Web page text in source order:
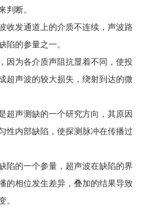
判断。
收发通道上的介质不连续，声波路
陷的参量之一。
因为各介质声阻抗显着不同，使投
超声波的较大损失，绕射到达的微
声测缺的一个研究方向，其原因
性内部缺陷，使探测脉冲在传播过
陷的一个参量，超声波在缺陷的界
的相位发生差异，叠加的结果导致
。